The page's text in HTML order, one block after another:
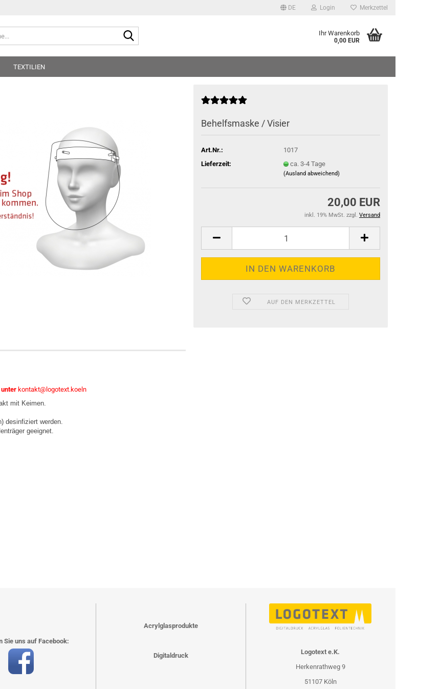
DE Login Merkzettel
Ihr Warenkorb
0,00 EUR
TEXTILIEN
Behelfsmaske / Visier
Art.Nr.:
1017
Lieferzeit:
ca. 3-4 Tage
(Ausland abweichend)
20,00 EUR
inkl. 19% MwSt. zzgl. Versand
AUF DEN MERKZETTEL
unter kontakt@logotext.koeln
mit Keimen.
desinfiziert werden.
geeignet.
Sie uns auf Facebook:
Acrylglasprodukte
Digitaldruck
Logotext e.K.
Herkenrathweg 9
51107 Köln